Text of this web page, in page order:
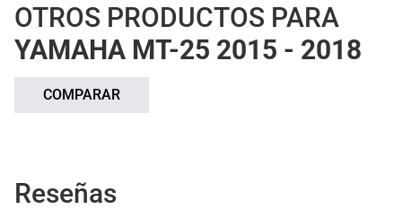
OTROS PRODUCTOS PARA
YAMAHA MT-25 2015 - 2018
COMPARAR
Reseñas